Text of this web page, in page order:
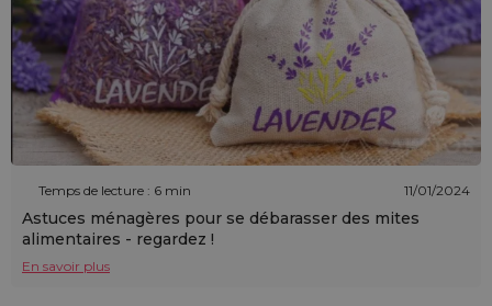
Temps de lecture : 6 min 11/01/2024
Astuces ménagères pour se débarasser des mites
alimentaires - regardez !
En savoir plus